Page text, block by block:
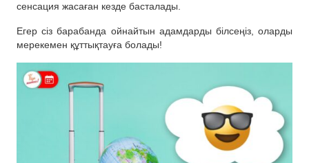
сенсация жасаған кезде басталады.
Егер сіз барабанда ойнайтын адамдарды білсеңіз, оларды
мерекемен құттықтауға болады!